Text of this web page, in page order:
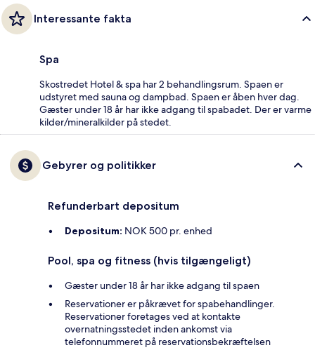
Interessante fakta
Spa
Skostredet Hotel & spa har 2 behandlingsrum. Spaen er
udstyret med sauna og dampbad. Spaen er åben hver dag.
Gæster under 18 år har ikke adgang til spabadet. Der er varme
kilder/mineralkilder på stedet.
Gebyrer og politikker
Refunderbart depositum
Depositum: NOK 500 pr. enhed
Pool, spa og fitness (hvis tilgængeligt)
Gæster under 18 år har ikke adgang til spaen
Reservationer er påkrævet for spabehandlinger.
Reservationer foretages ved at kontakte
overnatningsstedet inden ankomst via
telefonnummeret på reservationsbekræftelsen